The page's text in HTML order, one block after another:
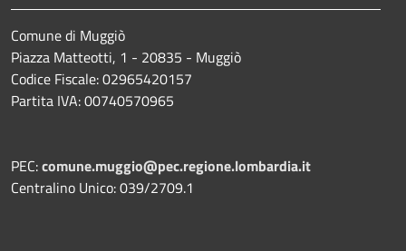
Comune di Muggiò
Piazza Matteotti, 1 - 20835 - Muggiò
Codice Fiscale: 02965420157
Partita IVA: 00740570965
PEC:comune.muggio@pec.regione.lombardia.it
Centralino Unico: 039/2709.1